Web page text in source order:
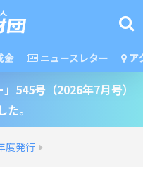
金 ニュースレター ア
545号（2026年7月号）
。
度発行